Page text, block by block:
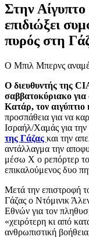
Στην Αίγυπτο
επιδιώξει
πυρός στη
Ο Μπιλ Μπερνς
Ο διευθυντής της
σαββατοκύριακο για
Κατάρ, τον αιγύπτιο
προσπάθεια για να
Ισραήλ/Χαμάς για
της Γάζας και την
αντάλλαγμα την
μέσω X ο ρεπόρτερ
επικαλούμενος δυο
Μετά την επιστροφή
Γάζας ο Ντόμινικ
Εθνών για τον
«χειρότερη κι από
ανθρωπιστική